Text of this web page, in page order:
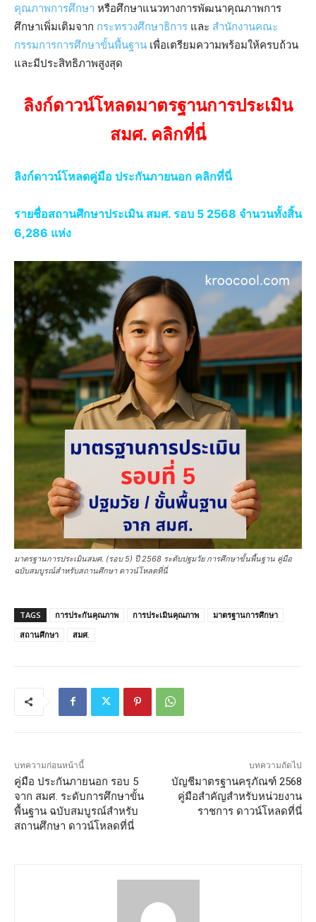
คุณภาพการศึกษา หรือศึกษาแนวทางการพัฒนาคุณภาพการ
ศึกษาเพิ่มเติมจาก กระทรวงศึกษาธิการ และ สำนักงานคณะ
กรรมการการศึกษาขั้นพื้นฐาน เพื่อเตรียมความพร้อมให้ครบถ้วน
และมีประสิทธิภาพสูงสุด
ลิงก์ดาวน์โหลดมาตรฐานการประเมิน
สมศ. คลิกที่นี่
ลิงก์ดาวน์โหลดคู่มือ ประกันภายนอก คลิกที่นี่
รายชื่อสถานศึกษาประเมิน สมศ. รอบ 5 2568 จำนวนทั้งสิ้น
6,286 แห่ง
มาตรฐานการประเมินสมศ. (รอบ 5) ปี 2568 ระดับปฐมวัย การศึกษาขั้นพื้นฐาน คู่มือ
ฉบับสมบูรณ์สำหรับสถานศึกษา ดาวน์โหลดที่นี่
TAGS การประกันคุณภาพ การประเมินคุณภาพ
มาตรฐานการศึกษา
สถานศึกษา
สมศ.
บทความก่อนหน้านี้
คู่มือ ประกันภายนอก รอบ 5
จาก สมศ. ระดับการศึกษาขั้น
พื้นฐาน ฉบับสมบูรณ์สำหรับ
สถานศึกษา ดาวน์โหลดที่นี่
บทความถัดไป
บัญชีมาตรฐานครุภัณฑ์ 2568
คู่มือสำคัญสำหรับหน่วยงาน
ราชการ ดาวน์โหลดที่นี่